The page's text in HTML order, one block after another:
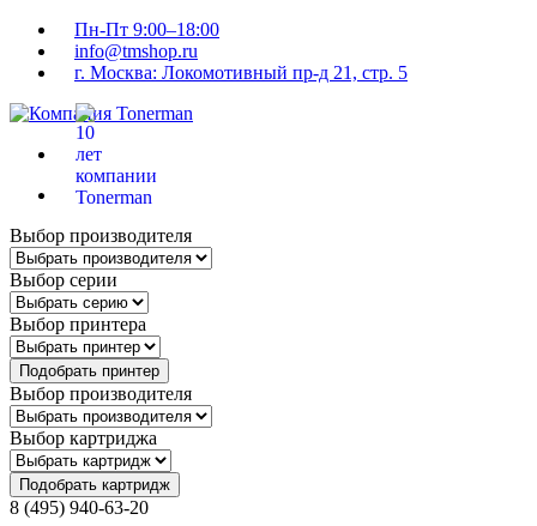
Пн-Пт 9:00–18:00
info@tmshop.ru
г. Москва: Локомотивный пр-д 21, стр. 5
Выбор производителя
Выбор серии
Выбор принтера
Подобрать принтер
Выбор производителя
Выбор картриджа
Подобрать картридж
8 (495) 940-63-20